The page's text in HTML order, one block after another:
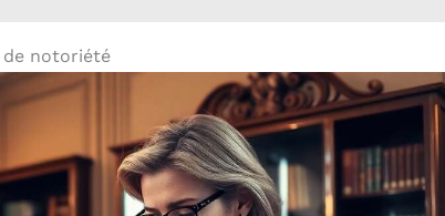
de notoriété